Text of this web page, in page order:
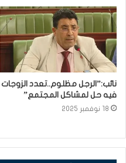
نائب:”الرجل مظلوم..تعدد الزوجات
فيه حل لمشاكل المجتمع”
18 نوفمبر 2025